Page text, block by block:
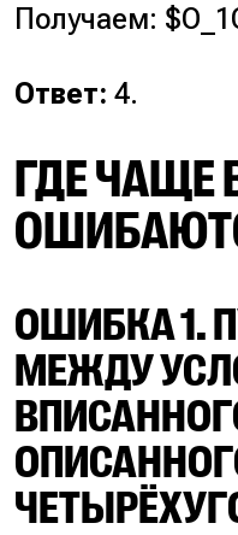
Получаем:
Ответ: 4.
ГДЕ ЧАЩЕ
ОШИБКА 1.
МЕЖДУ